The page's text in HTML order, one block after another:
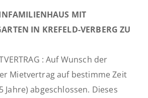
MIT
IN KREFELD-VERBERG ZU
: Auf Wunsch der
Mietvertrag auf bestimme Zeit
Jahre) abgeschlossen. Dieses